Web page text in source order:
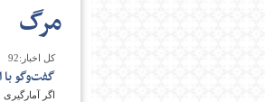
مرگ
کل اخبار:92
گفت‌وگو با
اگر